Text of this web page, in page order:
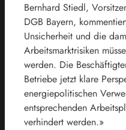
Bernhard Stiedl,
DGB Bayern,
Unsicherheit und die
Arbeitsmarktrisiken
werden. Die
Betriebe jetzt klare
energiepolitischen
entsprechenden
verhindert werden.»